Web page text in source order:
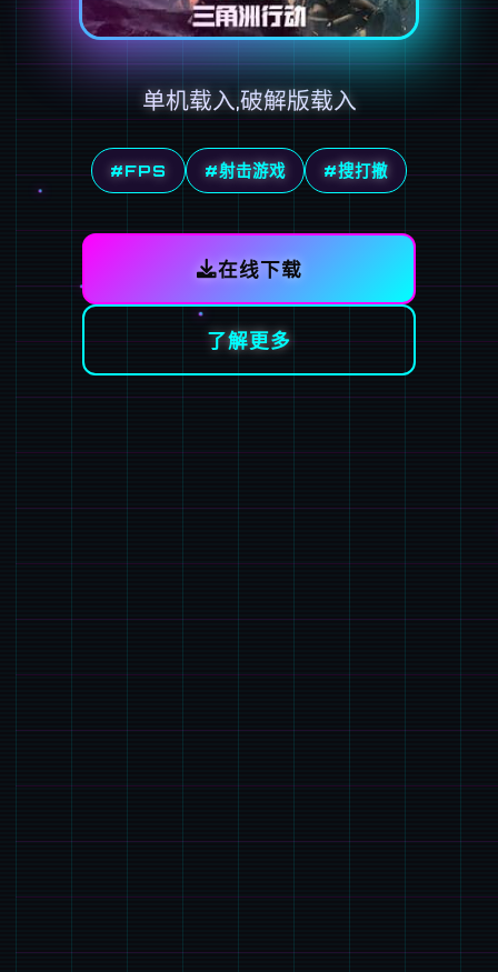
单机载入,破解版载入
#FPS #射击游戏 #搜打撤
在线下载
了解更多